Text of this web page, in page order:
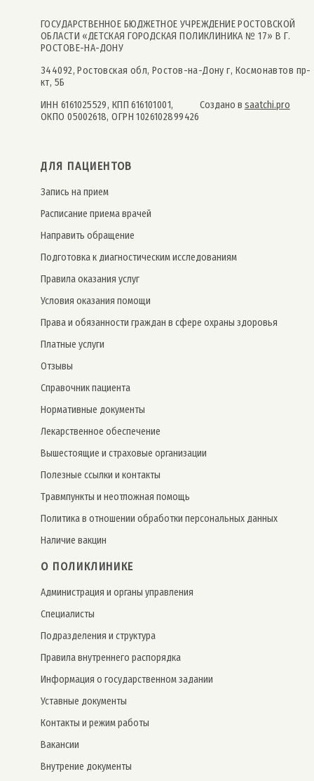
ГОСУДАРСТВЕННОЕ БЮДЖЕТНОЕ УЧРЕЖДЕНИЕ РОСТОВСКОЙ
ОБЛАСТИ «ДЕТСКАЯ ГОРОДСКАЯ ПОЛИКЛИНИКА № 17» В Г.
РОСТОВЕ-НА-ДОНУ
344092, Ростовская обл, Ростов-на-Дону г, Космонавтов пр-
кт, 5Б
ИНН 6161025529, КПП 616101001,
ОКПО 05002618, ОГРН 1026102899426
Создано в saatchi.pro
ДЛЯ ПАЦИЕНТОВ
Запись на прием
Расписание приема врачей
Направить обращение
Подготовка к диагностическим исследованиям
Правила оказания услуг
Условия оказания помощи
Права и обязанности граждан в сфере охраны здоровья
Платные услуги
Отзывы
Справочник пациента
Нормативные документы
Лекарственное обеспечение
Вышестоящие и страховые организации
Полезные ссылки и контакты
Травмпункты и неотложная помощь
Политика в отношении обработки персональных данных
Наличие вакцин
О ПОЛИКЛИНИКЕ
Администрация и органы управления
Специалисты
Подразделения и структура
Правила внутреннего распорядка
Информация о государственном задании
Уставные документы
Контакты и режим работы
Вакансии
Внутрение документы